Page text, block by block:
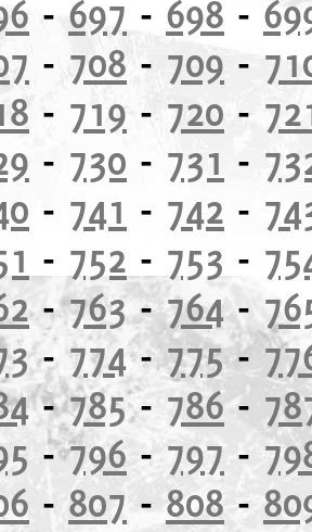
- 697 - 698 -
- 708 - 709 -
- 719 - 720 -
- 730 - 731 -
- 741 - 742 -
- 752 - 753 -
-763-764-
-774-775-
-785- 786-
-796-797 -
- 807-808 -